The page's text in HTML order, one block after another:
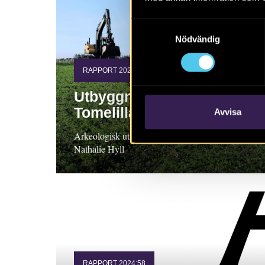
Nödvändig
Avvisa
RAPPORT 2024:109
Utbyggnad av västra
Tomelilla
Arkeologisk utredning steg 2, 2024, Skåne.
Nathalie Hyll
RAPPORT 2024:58